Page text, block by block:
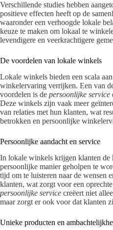
Verschillende studies hebben
positieve effecten heeft op de
waaronder een verhoogde lokale
keuze te maken om lokaal te
levendigere en veerkrachtigere
De voordelen van lokale winkels
Lokale winkels bieden een scala
winkelervaring verrijken. Een van
voordelen is de persoonlijke service
Deze winkels zijn vaak meer
van relaties met hun klanten, wat
betrokken en persoonlijke
Persoonlijke aandacht en service
In lokale winkels krijgen klanten de
persoonlijke manier geholpen te
tijd om te luisteren naar de wensen
klanten, wat zorgt voor een
persoonlijke service creëert niet
maar zorgt er ook voor dat klanten
Unieke producten en